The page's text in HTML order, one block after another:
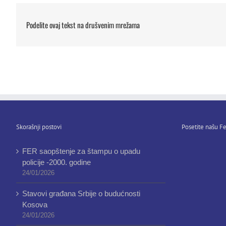
Podelite ovaj tekst na drušvenim mrežama
Skorašnji postovi
FER saopštenje za štampu o upadu
policije -2000. godine
24/01/2026
Stavovi građana Srbije o budućnosti
Kosova
24/01/2026
Posetite našu